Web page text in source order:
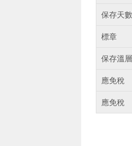
保存天數
標章
保存溫層
應免稅
應免稅